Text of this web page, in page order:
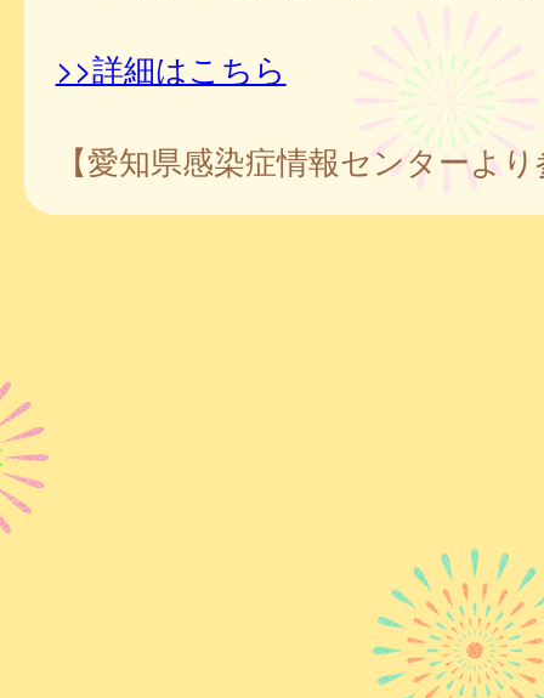
>>詳細はこちら
【愛知県感染症情報センターよ